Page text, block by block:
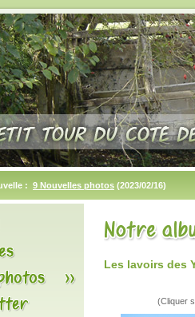
: 9 Nouvelles photos (2023/02/16)
Les lavoirs des
(Cliquer